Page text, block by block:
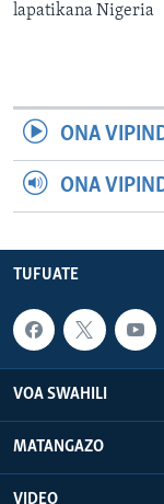
lapatikana Nigeria
ONA
ONA
TUFUATE
VOA SWAHILI
MATANGAZO
VIDEO